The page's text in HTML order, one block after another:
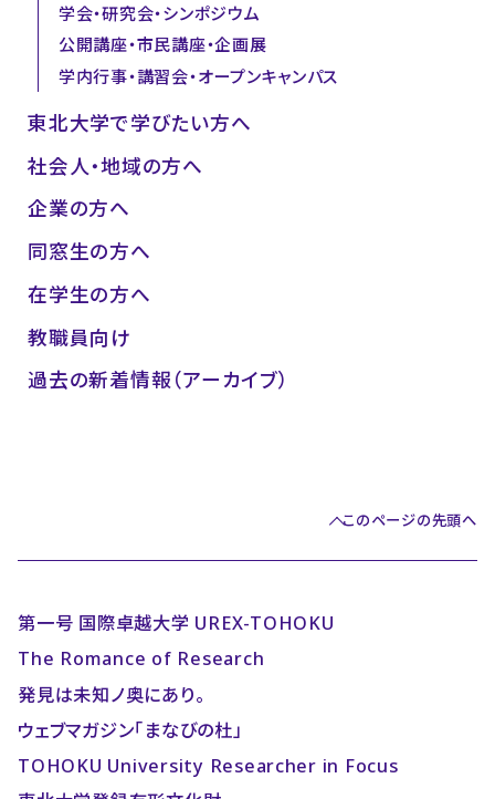
学会・研究会・シンポジウム
公開講座・市民講座・企画展
学内行事・講習会・オープンキャンパス
東北大学で学びたい方へ
社会人・地域の方へ
企業の方へ
同窓生の方へ
在学生の方へ
教職員向け
過去の新着情報（アーカイブ）
このページの先頭へ
第一号 国際卓越大学 UREX-TOHOKU
The Romance of Research
発見は未知ノ奥にあり。
ウェブマガジン「まなびの杜」
TOHOKU University Researcher in Focus